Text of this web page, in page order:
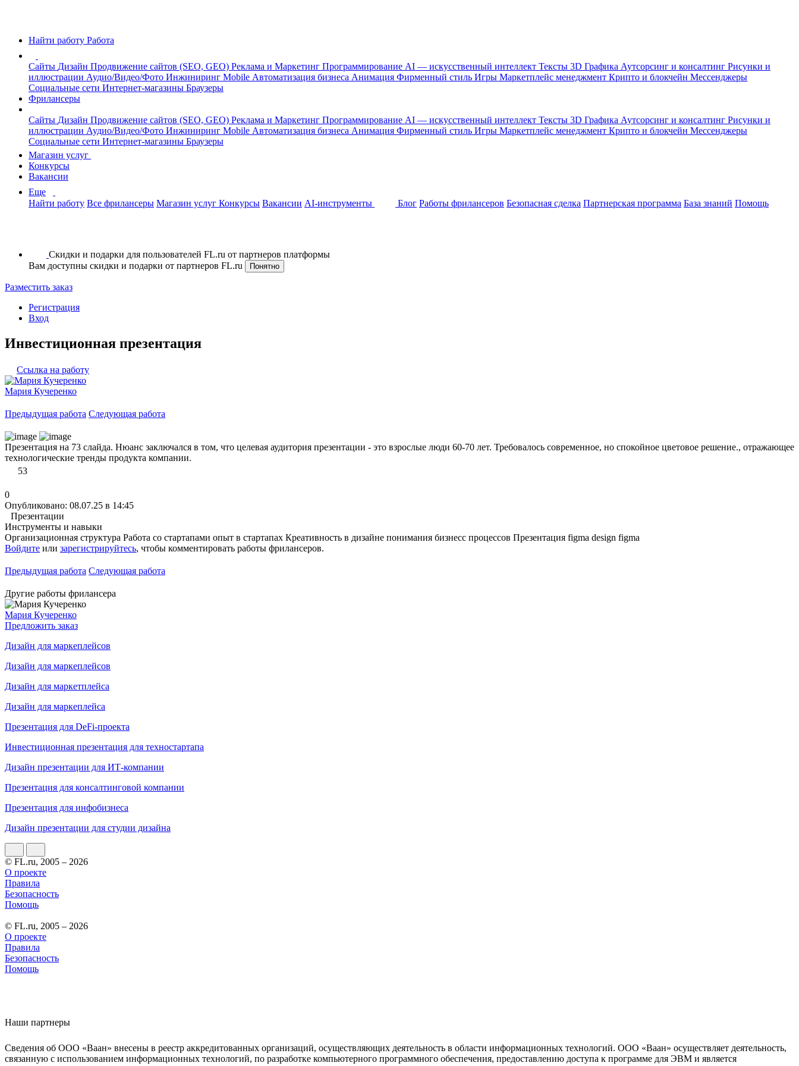
Найти работу Работа
Сайты Дизайн Продвижение сайтов (SEO, GEO) Реклама и Маркетинг Программирование AI — искусственный интеллект Тексты 3D Графика Аутсорсинг и консалтинг Рисунки и
иллюстрации Аудио/Видео/Фото Инжиниринг Mobile Автоматизация бизнеса Анимация Фирменный стиль Игры Маркетплейс менеджмент Крипто и блокчейн Мессенджеры
Социальные сети Интернет-магазины Браузеры
Фрилансеры
Сайты Дизайн Продвижение сайтов (SEO, GEO) Реклама и Маркетинг Программирование AI — искусственный интеллект Тексты 3D Графика Аутсорсинг и консалтинг Рисунки и
иллюстрации Аудио/Видео/Фото Инжиниринг Mobile Автоматизация бизнеса Анимация Фирменный стиль Игры Маркетплейс менеджмент Крипто и блокчейн Мессенджеры
Социальные сети Интернет-магазины Браузеры
Магазин услуг
Конкурсы
Вакансии
Еще
Найти работу Все фрилансеры Магазин услуг Конкурсы Вакансии AI-инструменты Блог Работы фрилансеров Безопасная сделка Партнерская программа База знаний Помощь
Скидки и подарки для пользователей FL.ru от партнеров платформы
Вам доступны скидки и подарки от партнеров FL.ru
Понятно
Разместить заказ
Регистрация
Вход
Инвестиционная презентация
Ссылка на работу
Мария Кучеренко
Предыдущая работа Следующая работа
Презентация на 73 слайда. Нюанс заключался в том, что целевая аудитория презентации - это взрослые люди 60-70 лет. Требовалось современное, но спокойное цветовое решение., отражающее
технологические тренды продукта компании.
53
0
Опубликовано: 08.07.25 в 14:45
Презентации
Инструменты и навыки
Организационная структура Работа со стартапами опыт в стартапах Креативность в дизайне понимания бизнесс процессов Презентация figma design figma
Войдите или зарегистрируйтесь, чтобы комментировать работы фрилансеров.
Предыдущая работа Следующая работа
Другие работы фрилансера
Мария Кучеренко
Предложить заказ
Дизайн для маркеплейсов
Дизайн для маркеплейсов
Дизайн для маркетплейса
Дизайн для маркеплейса
Презентация для DeFi-проекта
Инвестиционная презентация для техностартапа
Дизайн презентации для ИТ-компании
Презентация для консалтинговой компании
Презентация для инфобизнеса
Дизайн презентации для студии дизайна
© FL.ru, 2005 – 2026
О проекте
Правила
Безопасность
Помощь
© FL.ru, 2005 – 2026
О проекте
Правила
Безопасность
Помощь
Наши партнеры
Сведения об ООО «Ваан» внесены в реестр аккредитованных организаций, осуществляющих деятельность в области информационных технологий. ООО «Ваан» осуществляет деятельность,
связанную с использованием информационных технологий, по разработке компьютерного программного обеспечения, предоставлению доступа к программе для ЭВМ и является